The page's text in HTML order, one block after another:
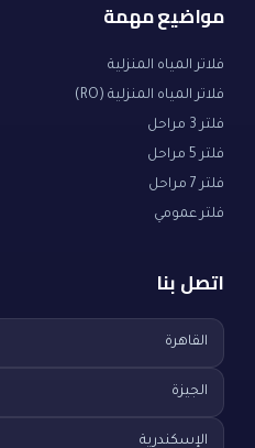
مواضيع مهمة
فلاتر المياه المنزلية
فلاتر المياه المنزلية (RO)
فلتر 3 مراحل
فلتر 5 مراحل
فلتر 7 مراحل
فلتر عمومي
اتصل بنا
القاهرة
الجيزة
الإسكندرية